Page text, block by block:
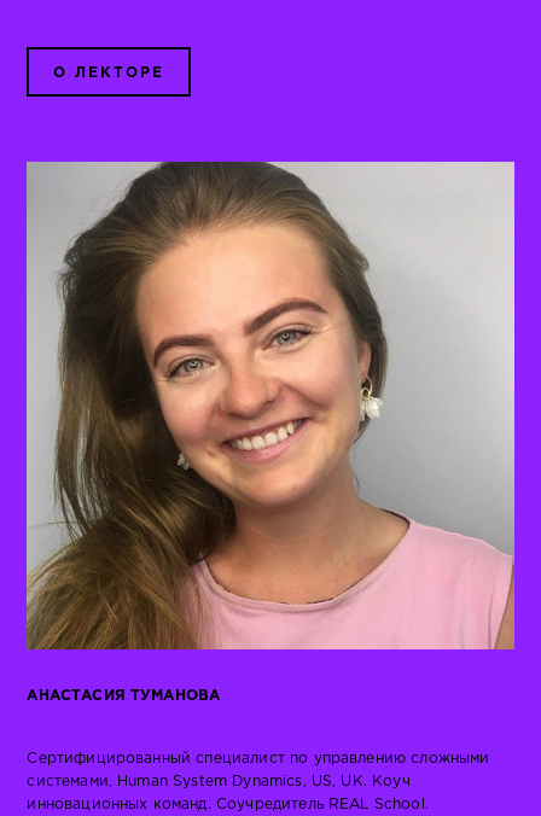
О ЛЕКТОРЕ
АНАСТАСИЯ ТУМАНОВА
Сертифицированный специалист по управлению сложными
системами, Human System Dynamics, US, UK. Коуч
инновационных команд. Соучредитель REAL School.